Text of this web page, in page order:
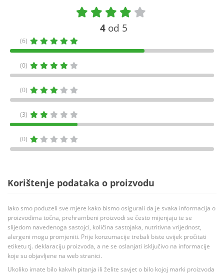
4 od 5
(6)
(0)
(0)
(3)
(0)
Korištenje podataka o proizvodu
Iako smo poduzeli sve mjere kako bismo osigurali da je svaka informacija o
proizvodima točna, prehrambeni proizvodi se često mijenjaju te se
slijedom navedenoga sastojci, količina sastojaka, nutritivna vrijednost,
alergeni mogu promjeniti. Prije konzumacije trebali biste uvijek pročitati
etiketu tj. deklaraciju proizvoda, a ne se oslanjati isključivo na informacije
koje su objavljene na web stranici.
Ukoliko imate bilo kakvih pitanja ili želite savjet o bilo kojoj marki proizvoda